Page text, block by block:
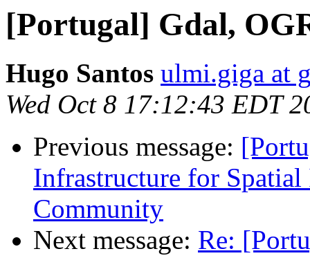
[Portugal] Gdal,
Hugo Santos ulmi.giga at
Wed Oct 8 17:12:43 EDT
Previous message:
Infrastructure for
Community
Next message: Re: